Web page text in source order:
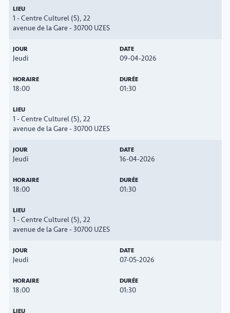
1 - Centre Culturel (5), 22
avenue de la Gare - 30700 UZES
Jeudi 09-04-2026
18:00 01:30
1 - Centre Culturel (5), 22
avenue de la Gare - 30700 UZES
Jeudi 16-04-2026
18:00 01:30
1 - Centre Culturel (5), 22
avenue de la Gare - 30700 UZES
Jeudi 07-05-2026
18:00 01:30